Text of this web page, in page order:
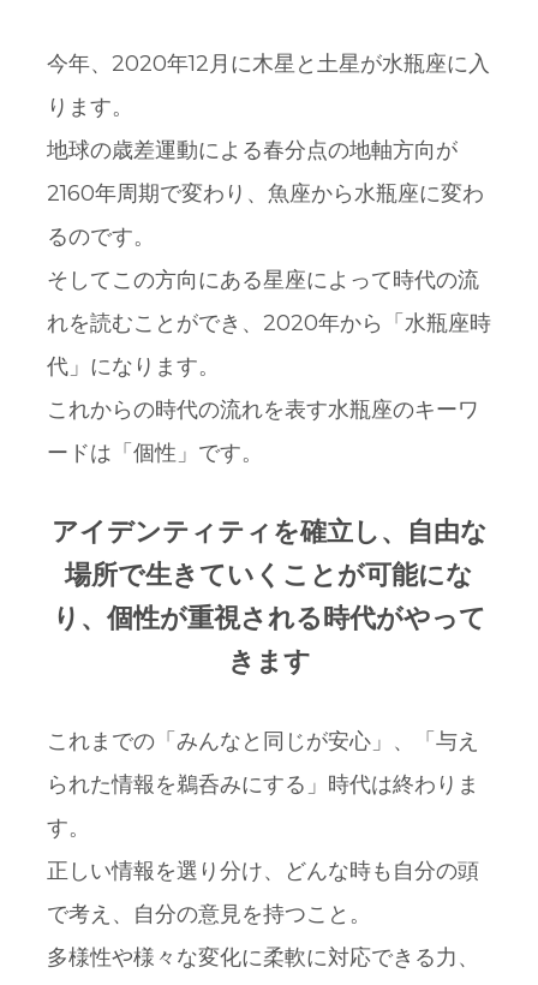
今年、2020年12月に木星と土星が水瓶座に入
ります。
地球の歳差運動による春分点の地軸方向が
2160年周期で変わり、魚座から水瓶座に変わ
るのです。
そしてこの方向にある星座によって時代の流
れを読むことができ、2020年から「水瓶座時
代」になります。
これからの時代の流れを表す水瓶座のキーワ
ードは「個性」です。
アイデンティティを確立し、自由な
場所で生きていくことが可能にな
り、個性が重視される時代がやって
きます
これまでの「みんなと同じが安心」、「与え
られた情報を鵜呑みにする」時代は終わりま
す。
正しい情報を選り分け、どんな時も自分の頭
で考え、自分の意見を持つこと。
多様性や様々な変化に柔軟に対応できる力、